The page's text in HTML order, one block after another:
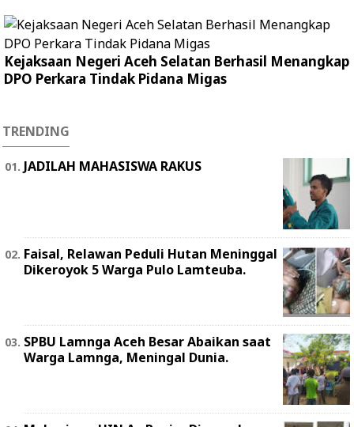
Kejaksaan Negeri Aceh Selatan Berhasil Menangkap
DPO Perkara Tindak Pidana Migas
TRENDING
JADILAH MAHASISWA RAKUS
Faisal, Relawan Peduli Hutan Meninggal
Dikeroyok 5 Warga Pulo Lamteuba.
SPBU Lamnga Aceh Besar Abaikan saat
Warga Lamnga, Meningal Dunia.